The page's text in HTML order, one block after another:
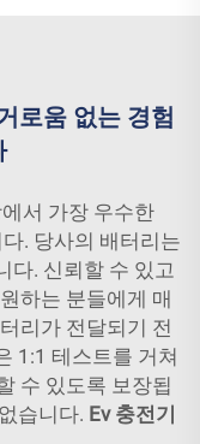
로움 없는 경험
서 가장 우수한
. 당사의 배터리는
다. 신뢰할 수 있고
하는 분들에게 매
리가 전달되기 전
1:1 테스트를 거쳐
수 있도록 보장됩
습니다. Ev 충전기